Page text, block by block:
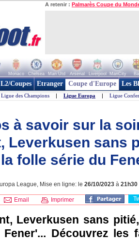
A retenir : Palmarès Coupe du
Monaco Chelsea Man Utd Arsenal Liverpool ManCity
L2/Coupes Etranger Coupe d'Europe Les
Ligue des Champions | Ligue Europa | Ligue
à savoir sur la
Leverkusen sans
folle série du
League, Mise en ligne: le 26/10/2023 à 21h30
Email Imprimer
Leverkusen sans
Découvrez les